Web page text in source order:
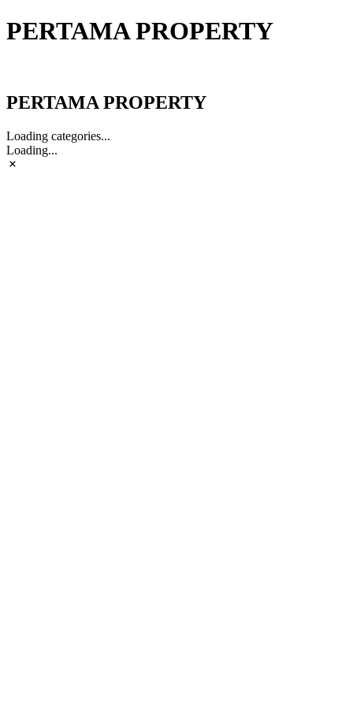
PERTAMA PROPERTY
PERTAMA PROPERTY
Loading categories...
Loading...